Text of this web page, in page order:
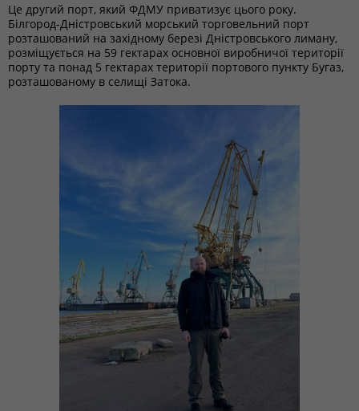
Це другий порт, який ФДМУ приватизує цього року.
Білгород-Дністровський морський торговельний порт
розташований на західному березі Дністровського лиману,
розміщується на 59 гектарах основної виробничої території
порту та понад 5 гектарах території портового пункту Бугаз,
розташованому в селищі Затока.